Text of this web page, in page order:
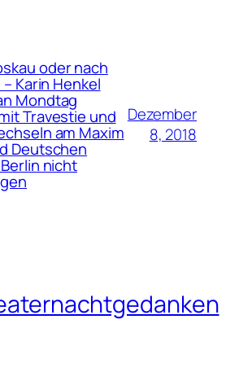
oder nach
– Karin Henkel
Mondtag
Travestie und
am Maxim
Deutschen
nicht
Dezember
8, 2018